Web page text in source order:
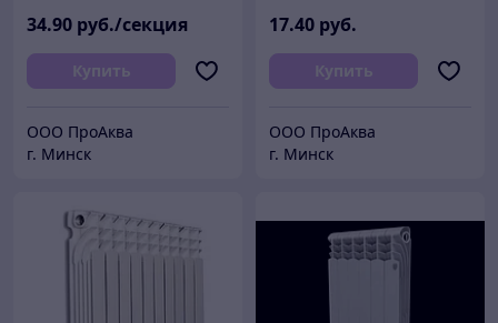
34.90 руб./секция
Купить
ООО ПроАква
г. Минск
17.40 руб.
Купить
ООО ПроАква
г. Минск